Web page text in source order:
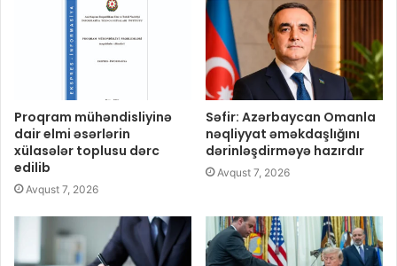
Proqram mühəndisliyinə
dair elmi əsərlərin
xülasələr toplusu dərc
edilib
Avqust 7, 2026
Səfir: Azərbaycan Omanla
nəqliyyat əməkdaşlığını
dərinləşdirməyə hazırdır
Avqust 7, 2026